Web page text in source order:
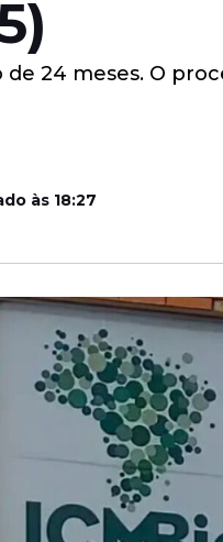
24 meses. O
às 18:27